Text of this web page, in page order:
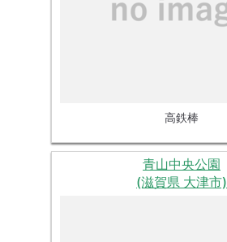
高鉄棒
青山中央公園
(滋賀県 大津市)